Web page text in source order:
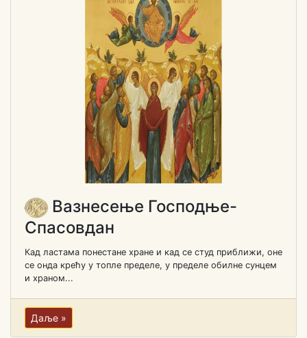
Вазнесење Господње-
Спасовдан
Кад ластама понестане хране и кад се студ приближи, оне
се онда крећу у топле пределе, у пределе обилне сунцем
и храном...
Даље »